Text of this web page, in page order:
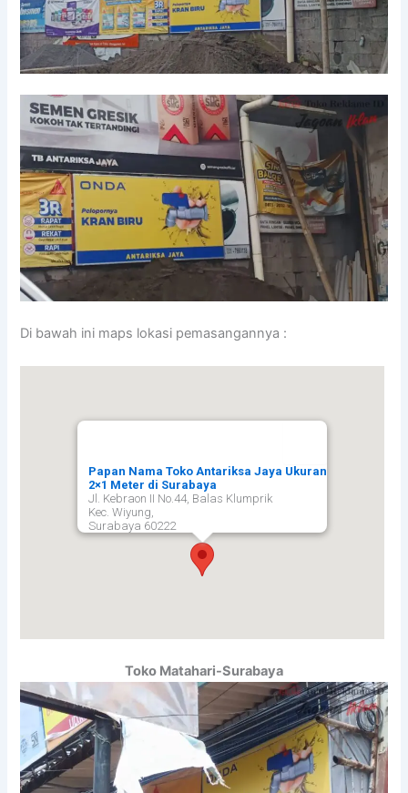
Di bawah ini maps lokasi pemasangannya :
Papan Nama Toko Antariksa Jaya Ukuran
2×1 Meter di Surabaya
Jl. Kebraon II No.44, Balas Klumprik
Kec. Wiyung,
Surabaya 60222
Toko Matahari-Surabaya